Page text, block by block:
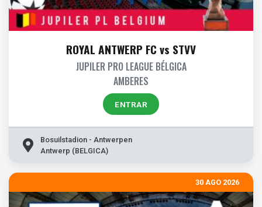
ROYAL ANTWERP FC vs STVV
JUPILER PRO LEAGUE BÉLGICA
AMBERES
ENTRAR
Bosuilstadion - Antwerpen
Antwerp (BELGICA)
30 AGO 2026